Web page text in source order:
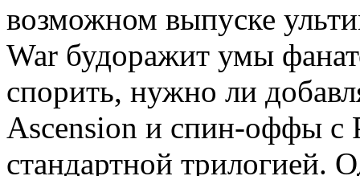
возможном выпуске
War будоражит умы
спорить, нужно ли
Ascension и спин-оффы с
стандартной трилогией.